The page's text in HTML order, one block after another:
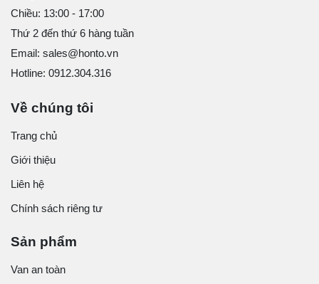
Chiều: 13:00 - 17:00
Thứ 2 đến thứ 6 hàng tuần
Email: sales@honto.vn
Hotline: 0912.304.316
Về chúng tôi
Trang chủ
Giới thiệu
Liên hệ
Chính sách riêng tư
Sản phẩm
Van an toàn